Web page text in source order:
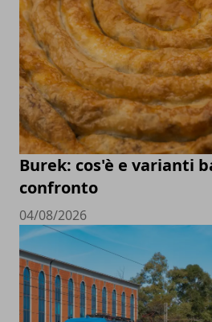
Burek: cos'è e varianti
confronto
04/08/2026